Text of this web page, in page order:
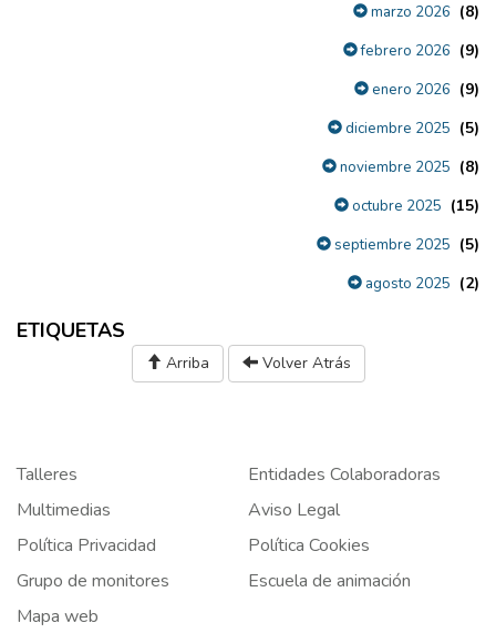
marzo 2026 (8)
febrero 2026 (9)
enero 2026 (9)
diciembre 2025 (5)
noviembre 2025 (8)
octubre 2025 (15)
septiembre 2025 (5)
agosto 2025 (2)
ETIQUETAS
Arriba Volver Atrás
Talleres
Entidades Colaboradoras
Multimedias
Aviso Legal
Política Privacidad
Política Cookies
Grupo de monitores
Escuela de animación
Mapa web